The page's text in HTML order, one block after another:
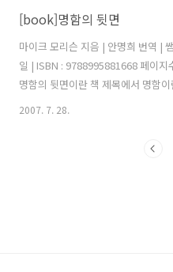
[book]명함의 뒷면
마이크 모리슨 지음 | 안명희 번역 |
일 | ISBN : 9788995881668 페이
명함의 뒷면이란 책 제목에서 명함
이것은 다른 사람들에게 보여지고 실
에서 인정받기 위해서 우리는 서류
2007. 7. 28.